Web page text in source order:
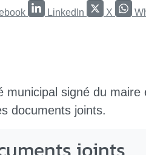
LinkedIn X
municipal signé du
documents joints.